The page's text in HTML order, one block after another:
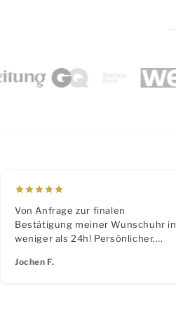
Von Anfrage zur finalen
Bestätigung meiner Wunschuhr in
weniger als 24h! Persönlicher,
Service inklusive Uhrenanpassung.
Jochen F.